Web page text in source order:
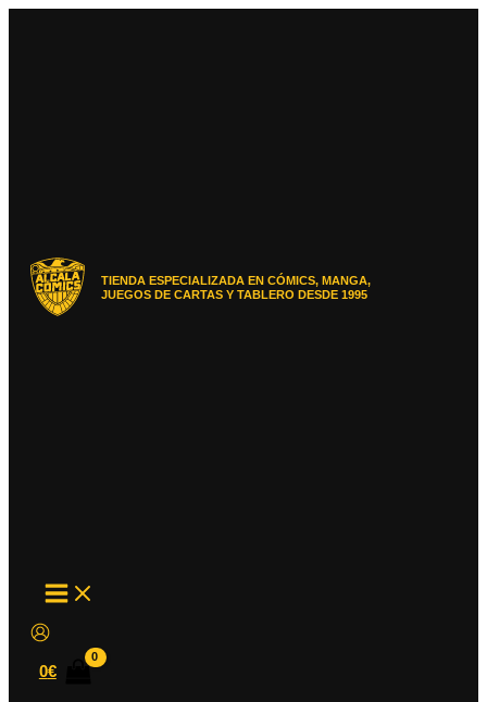
TIENDA ESPECIALIZADA EN CÓMICS, MANGA,
JUEGOS DE CARTAS Y TABLERO DESDE 1995
MAIN
MENU
0€